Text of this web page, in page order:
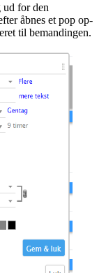
ud for den
åbnes et pop op-
til bemandingen.